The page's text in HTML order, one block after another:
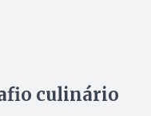
culinário